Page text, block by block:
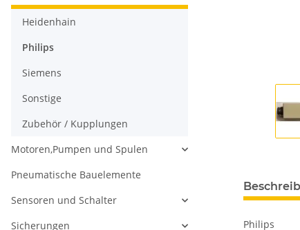
Philips
Heidenhain
Philips
Siemens
Sonstige
Zubehör / Kupplungen
Motoren,Pumpen und Spulen
Pneumatische Bauelemente
Sensoren und Schalter
Sicherungen